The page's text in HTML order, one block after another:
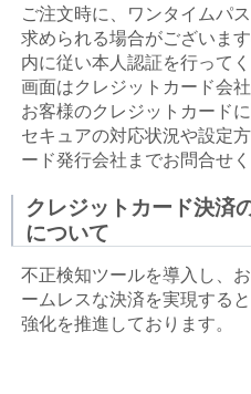
ご注文時に、ワンタイムパ
求められる場合がございま
内に従い本人認証を行って
画面はクレジットカード会
お客様のクレジットカード
セキュアの対応状況や設定
ード発行会社までお問合せく
クレジットカード決済
について
不正検知ツールを導入し、
ームレスな決済を実現する
強化を推進しております。